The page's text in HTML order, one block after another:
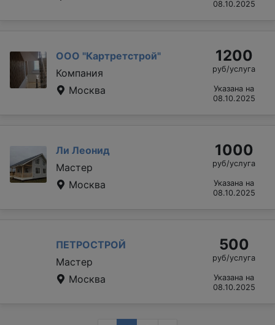
08.10.2025
ООО "Картретстрой"
Компания
Москва
1200
руб/услуга
Указана на
08.10.2025
Ли Леонид
Мастер
Москва
1000
руб/услуга
Указана на
08.10.2025
ПЕТРОСТРОЙ
Мастер
Москва
500
руб/услуга
Указана на
08.10.2025